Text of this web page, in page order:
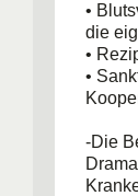
•
die
•
•
-Die